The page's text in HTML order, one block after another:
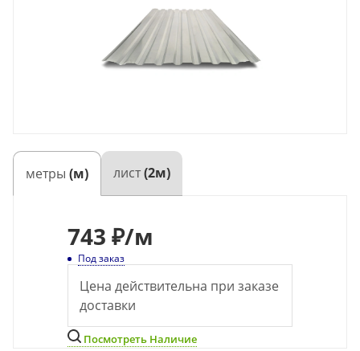
метры (м) лист(2м)
743 ₽/м
Под заказ
Цена действительна при заказе
доставки
Посмотреть Наличие